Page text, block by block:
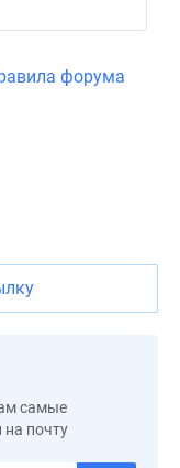
форума
самые
на почту